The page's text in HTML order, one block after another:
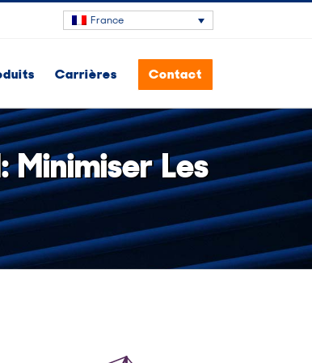
France
Carrières Contact
Minimiser Les